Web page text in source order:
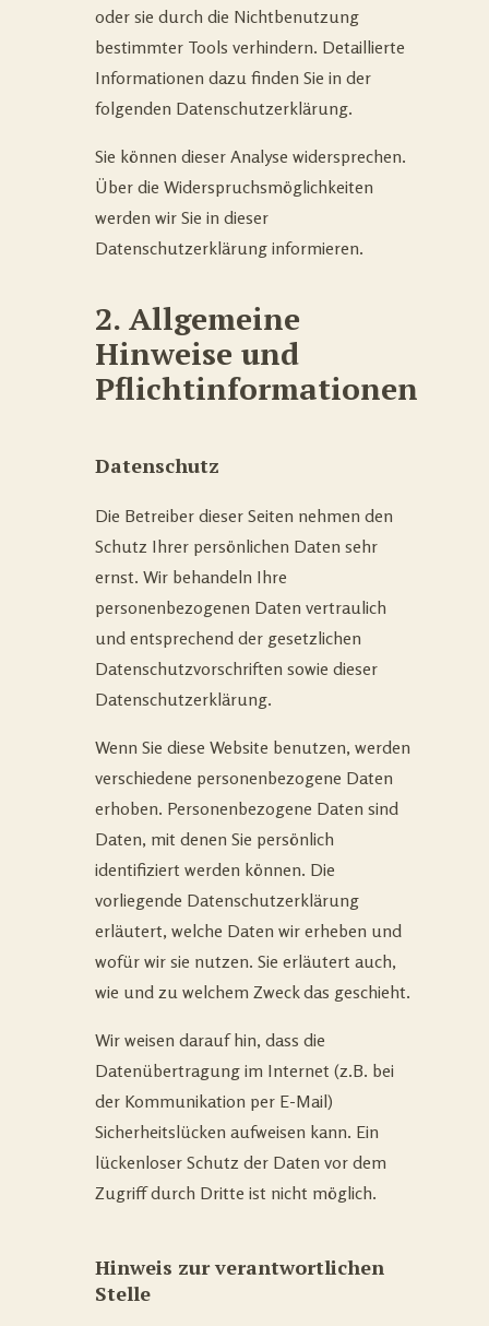
oder sie durch die Nichtbenutzung
bestimmter Tools verhindern. Detaillierte
Informationen dazu finden Sie in der
folgenden Datenschutzerklärung.
Sie können dieser Analyse widersprechen.
Über die Widerspruchsmöglichkeiten
werden wir Sie in dieser
Datenschutzerklärung informieren.
2. Allgemeine
Hinweise und
Pflichtinformationen
Datenschutz
Die Betreiber dieser Seiten nehmen den
Schutz Ihrer persönlichen Daten sehr
ernst. Wir behandeln Ihre
personenbezogenen Daten vertraulich
und entsprechend der gesetzlichen
Datenschutzvorschriften sowie dieser
Datenschutzerklärung.
Wenn Sie diese Website benutzen, werden
verschiedene personenbezogene Daten
erhoben. Personenbezogene Daten sind
Daten, mit denen Sie persönlich
identifiziert werden können. Die
vorliegende Datenschutzerklärung
erläutert, welche Daten wir erheben und
wofür wir sie nutzen. Sie erläutert auch,
wie und zu welchem Zweck das geschieht.
Wir weisen darauf hin, dass die
Datenübertragung im Internet (z.B. bei
der Kommunikation per E-Mail)
Sicherheitslücken aufweisen kann. Ein
lückenloser Schutz der Daten vor dem
Zugriff durch Dritte ist nicht möglich.
Hinweis zur verantwortlichen
Stelle